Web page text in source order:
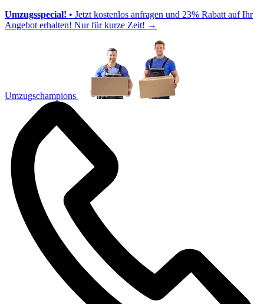
Umzugsspecial! • Jetzt kostenlos anfragen und 23% Rabatt auf Ihr
Angebot erhalten! Nur für kurze Zeit! →
Umzugschampions